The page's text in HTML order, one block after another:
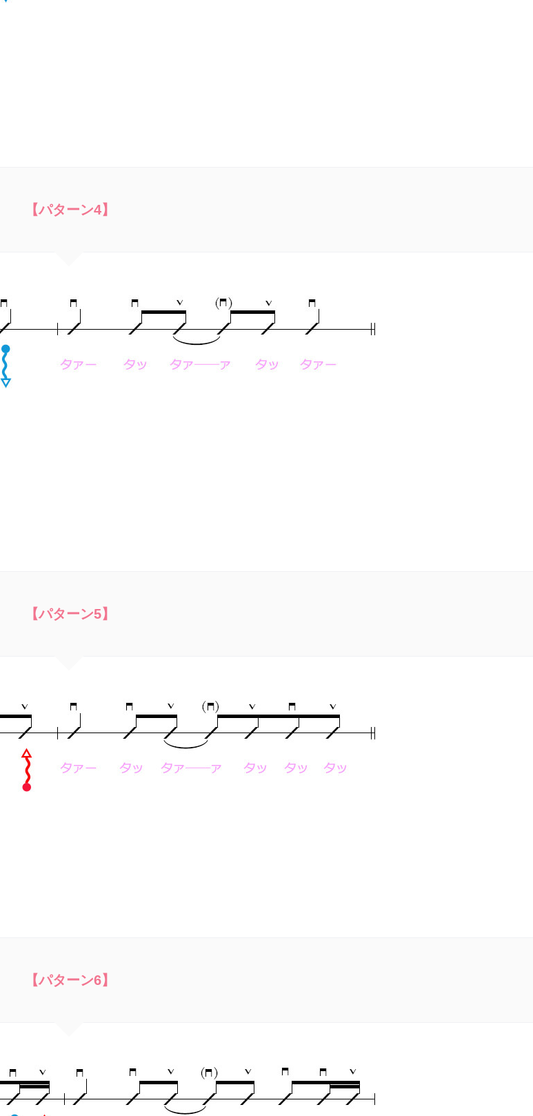
【パターン4】
【パターン5】
【パターン6】